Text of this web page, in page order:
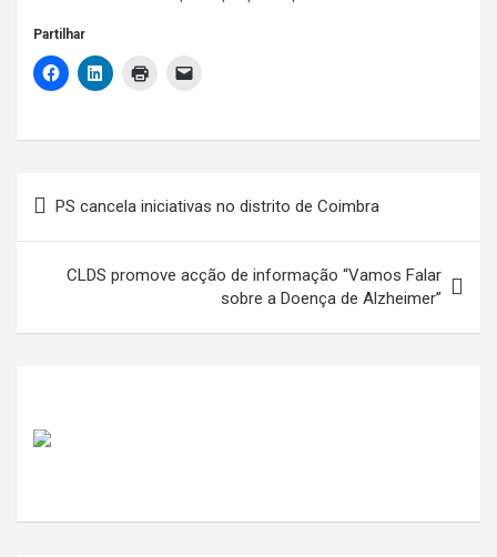
Partilhar
PS cancela iniciativas no distrito de Coimbra
CLDS promove acção de informação “Vamos Falar
sobre a Doença de Alzheimer”